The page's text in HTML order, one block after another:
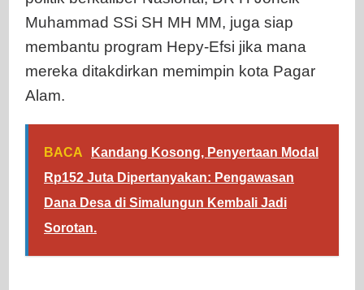
Muhammad SSi SH MH MM, juga siap
membantu program Hepy-Efsi jika mana
mereka ditakdirkan memimpin kota Pagar
Alam.
BACA
Kandang Kosong, Penyertaan Modal
Rp152 Juta Dipertanyakan: Pengawasan
Dana Desa di Simalungun Kembali Jadi
Sorotan.